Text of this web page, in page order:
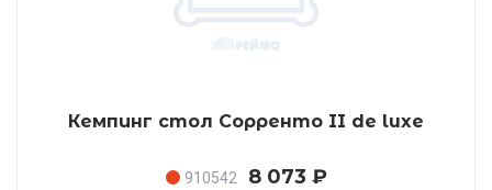
Кемпинг стол Сорренто II de luxe
910542 8 073 ₽